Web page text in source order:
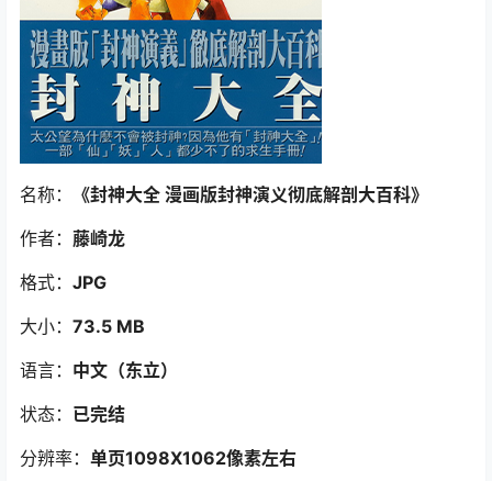
名称：
《封神大全 漫画版封神演义彻底解剖大百科》
作者： 藤崎龙
格式： JPG
大小： 73.5 MB
语言： 中文（东立）
状态： 已完结
分辨率： 单页1098X1062像素左右